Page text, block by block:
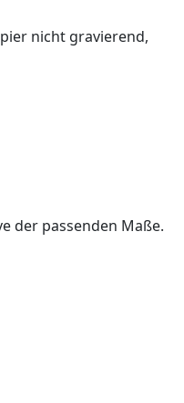
nicht gravierend,
der passenden Maße.